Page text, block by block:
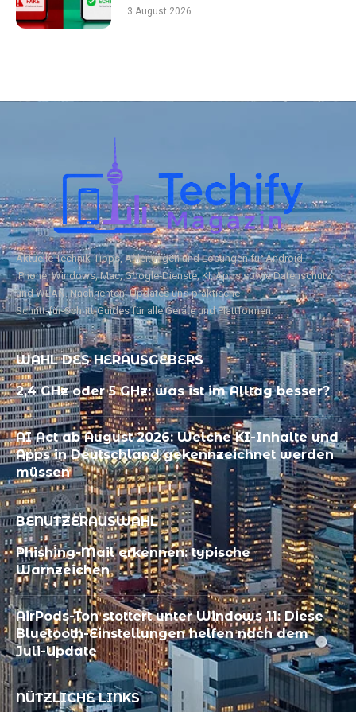
3 August 2026
Aktuelle Technik‑Tipps, Anleitungen und Lösungen für Android,
iPhone, Windows, Mac, Google‑Dienste, KI, Apps sowie Datenschutz
und WLAN. Nachrichten, Updates und praktische
Schritt‑für‑Schritt‑Guides für alle Geräte und Plattformen.
WAHL DES HERAUSGEBERS
2,4 GHz oder 5 GHz: was ist im Alltag besser?
AI Act ab August 2026: Welche KI-Inhalte und
Apps in Deutschland gekennzeichnet werden
müssen
BENUTZERAUSWAHL
Phishing-Mail erkennen: typische
Warnzeichen
AirPods-Ton stottert unter Windows 11: Diese
Bluetooth-Einstellungen helfen nach dem
Juli-Update
NÜTZLICHE LINKS